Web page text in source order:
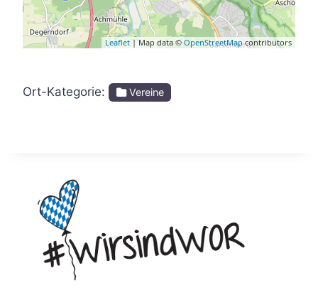
Leaflet| Map data ©OpenStreetMapcontributors
Ort-Kategorie: Vereine